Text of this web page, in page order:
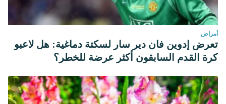
أمراض
تعرض إدوين فان دير سار لسكتة دماغية: هل لاعبو
كرة القدم السابقون أكثر عرضة للخطر؟